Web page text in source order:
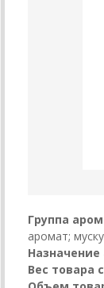
Группа
аромат;
Вес товара